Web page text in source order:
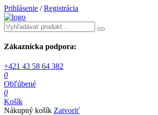
Prihlásenie / Registrácia
Zákaznícka podpora:
+421 43 58 64 382
0
Obľúbené
0
Košík
Nákupný košík Zatvoriť